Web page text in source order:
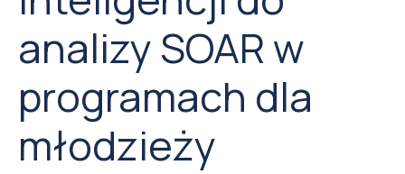
analizy SOAR w
programach dla
młodzieży